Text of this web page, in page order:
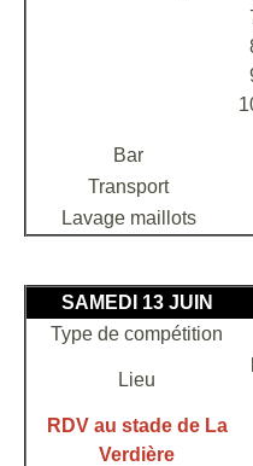
Bar
Transport
Lavage maillots
SAMEDI 13 JUIN
Type de compétition
Lieu
RDV au stade de La
Verdière